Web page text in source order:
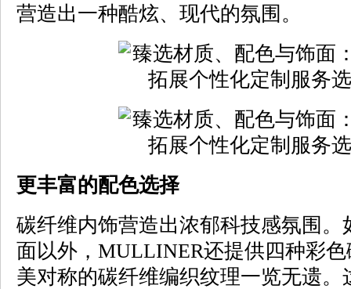
营造出一种酷炫、现代的氛围。
更丰富的配色选择
碳纤维内饰营造出浓郁科技感氛围
面以外，MULLINER还提供四种彩
美对称的碳纤维编织纹理一览无遗